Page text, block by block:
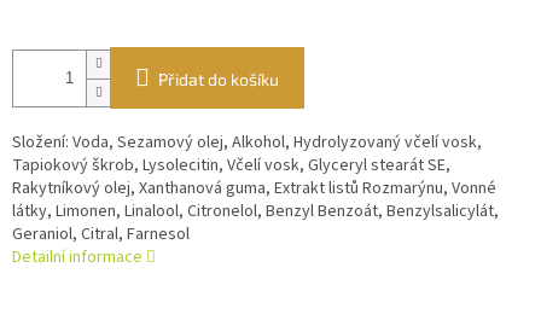
Přidat do košíku
Složení: Voda, Sezamový olej, Alkohol, Hydrolyzovaný včelí vosk,
Tapiokový škrob, Lysolecitin, Včelí vosk, Glyceryl stearát SE,
Rakytníkový olej, Xanthanová guma, Extrakt listů Rozmarýnu, Vonné
látky, Limonen, Linalool, Citronelol, Benzyl Benzoát, Benzylsalicylát,
Geraniol, Citral, Farnesol
Detailní informace